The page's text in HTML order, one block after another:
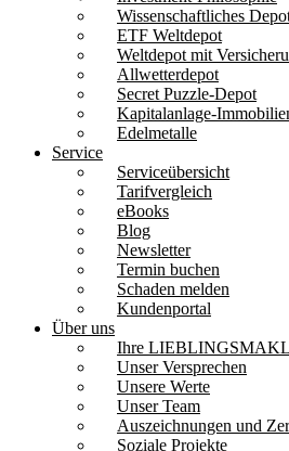
Wissenschaftliches
ETF Weltdepot
Weltdepot mit
Allwetterdepot
Secret Puzzle-Depot
Kapitalanlage-
Edelmetalle
Service
Serviceübersicht
Tarifvergleich
eBooks
Blog
Newsletter
Termin buchen
Schaden melden
Kundenportal
Über uns
Ihre
Unser Versprechen
Unsere Werte
Unser Team
Auszeichnungen und
Soziale Projekte